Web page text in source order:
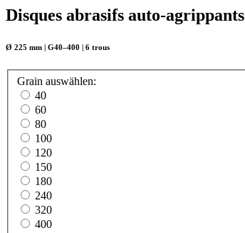
Disques abrasifs auto-agrippants
Ø 225 mm | G40–400 | 6 trous
Grain auswählen:
40
60
80
100
120
150
180
240
320
400